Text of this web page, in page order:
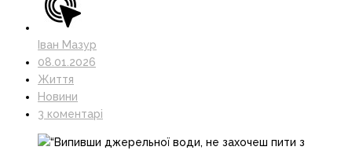
Іван Мазур
08.01.2026
Життя
Новини
3 коментарі